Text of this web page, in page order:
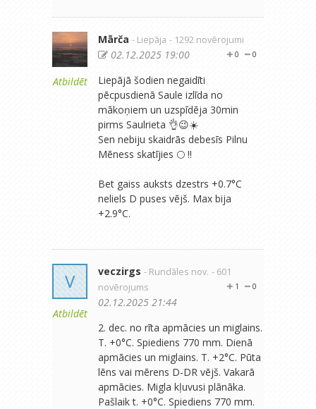
Atbildēt
Mārča - Liepāja - 1292 novērojumi
0
0
02.12.2025 19:00
Liepājā šodien negaidīti
pēcpusdienā Saule izlīda no
mākoņiem un uzspīdēja 30min
pirms Saulrieta 👌😉☀️
Sen nebiju skaidrās debesīs Pilnu
Mēness skatījies 🌕 !!
Bet gaiss auksts dzestrs +0.7°C
neliels D puses vējš. Max bija
+2.9°C.
V
Atbildēt
veczirgs - Rundāles nov. - 601
novērojums
0
1
02.12.2025 21:44
2. dec. no rīta apmācies un miglains.
T. +0°C. Spiediens 770 mm. Dienā
apmācies un miglains. T. +2°C. Pūta
lēns vai mērens D-DR vējš. Vakarā
apmācies. Migla kļuvusi plānāka.
Pašlaik t. +0°C. Spiediens 770 mm.